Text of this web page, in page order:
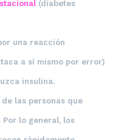
(diabetes
una reacción
a sí mismo por error)
insulina.
las personas que
lo general, los